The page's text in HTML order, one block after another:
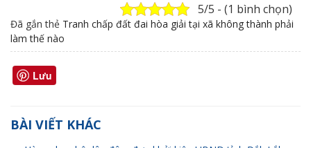
5/5 - (1 bình chọn)
Đã gắn thẻ Tranh chấp đất đai hòa giải tại xã không thành phải
làm thế nào
Lưu
BÀI VIẾT KHÁC